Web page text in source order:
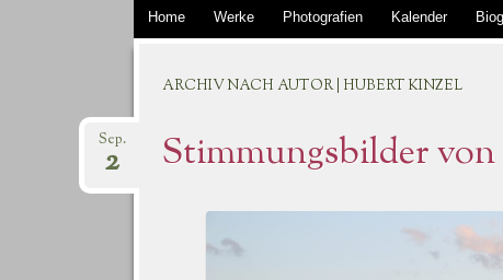
Springe zum Inhalt
Home Werke Photografien Kalender
ARCHIV NACH AUTOR | HUBERT KINZEL
Stimmungsbilder von
Sep.
2